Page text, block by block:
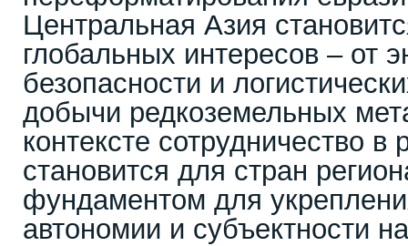
Центральная Азия
глобальных интересов – от
безопасности и
добычи редкоземельных
контексте сотрудничество
становится для стран
фундаментом для
автономии и субъектности